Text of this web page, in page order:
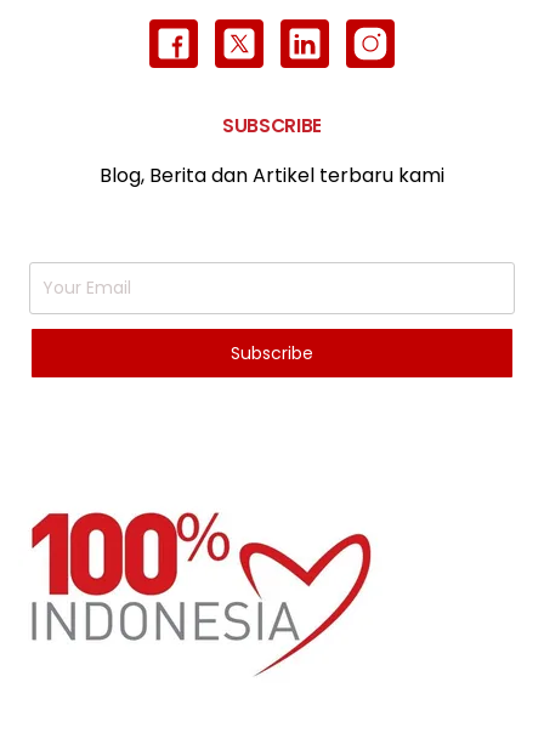
SUBSCRIBE
Blog, Berita dan Artikel terbaru kami